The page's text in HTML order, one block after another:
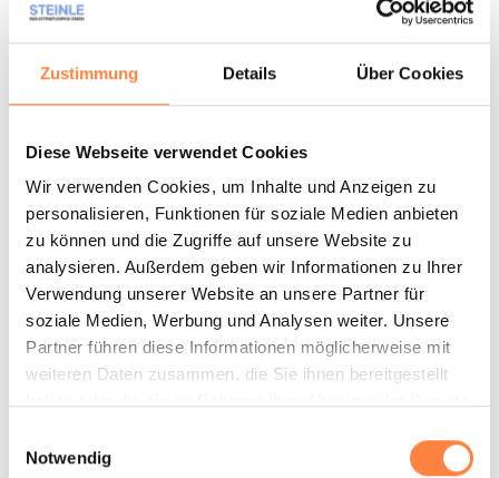
Zustimmung Details Über Cookies
Diese Webseite verwendet Cookies
Wir verwenden Cookies, um Inhalte und Anzeigen zu
personalisieren, Funktionen für soziale Medien anbieten
zu können und die Zugriffe auf unsere Website zu
analysieren. Außerdem geben wir Informationen zu Ihrer
Verwendung unserer Website an unsere Partner für
soziale Medien, Werbung und Analysen weiter. Unsere
Partner führen diese Informationen möglicherweise mit
weiteren Daten zusammen, die Sie ihnen bereitgestellt
Notwendig
FÜR KRISTALLISIERENDE MEDIEN
Geschmierte Gleitringdichtung